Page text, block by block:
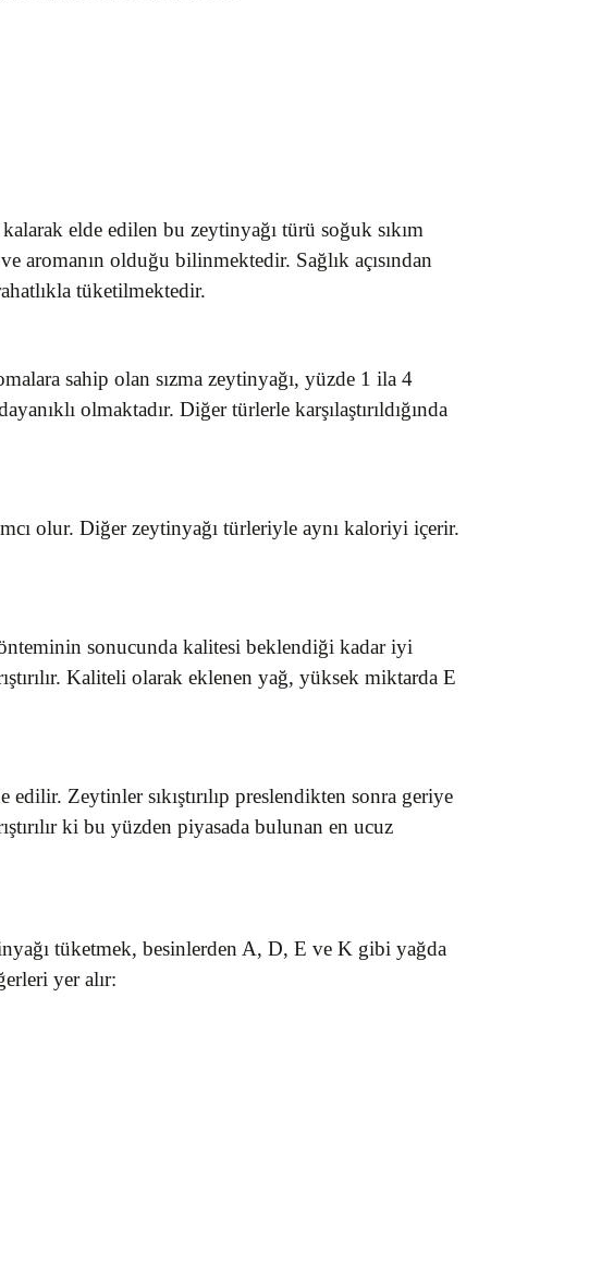
elde edilen bu zeytinyağı türü soğuk sıkım
aromanın olduğu bilinmektedir. Sağlık açısından
tüketilmektedir.
sahip olan sızma zeytinyağı, yüzde 1 ila 4
olmaktadır. Diğer türlerle karşılaştırıldığında
olur. Diğer zeytinyağı türleriyle aynı kaloriyi içerir.
sonucunda kalitesi beklendiği kadar iyi
Kaliteli olarak eklenen yağ, yüksek miktarda E
Zeytinler sıkıştırılıp preslendikten sonra geriye
ki bu yüzden piyasada bulunan en ucuz
tüketmek, besinlerden A, D, E ve K gibi yağda
yer alır: